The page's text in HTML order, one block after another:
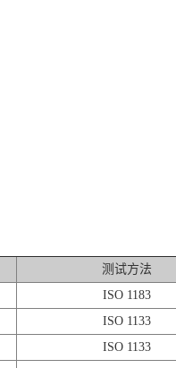
测试方法
ISO 1183
ISO 1133
ISO 1133